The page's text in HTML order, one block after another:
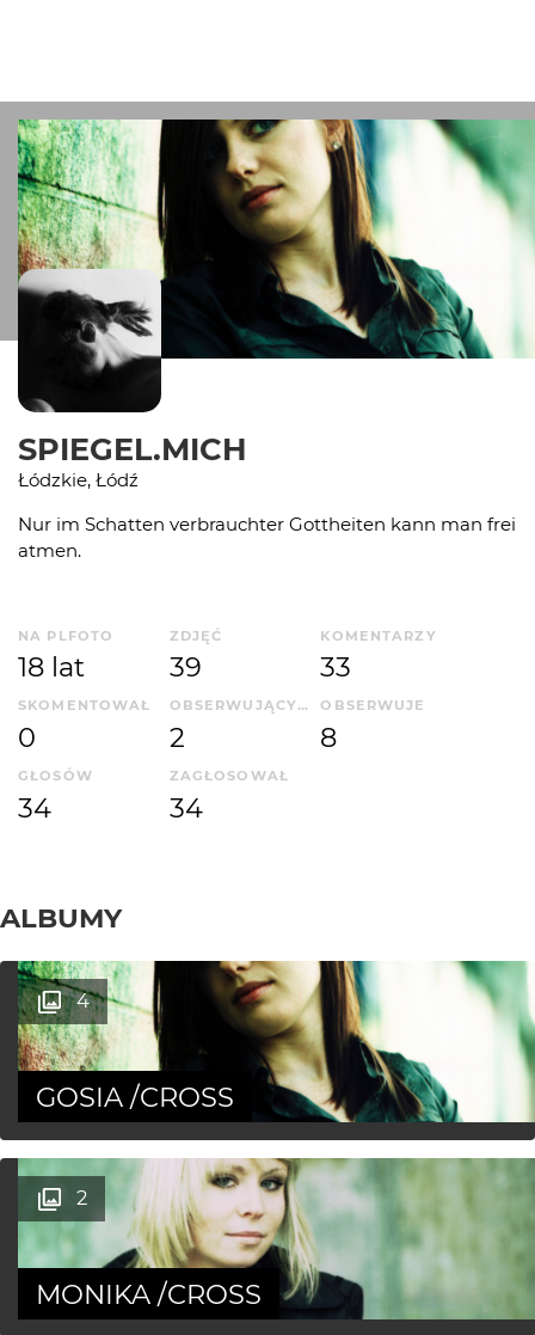
SPIEGEL.MICH
Łódzkie, Łódź
Nur im Schatten verbrauchter Gottheiten kann man frei
atmen.
NA PLFOTO
18 lat
ZDJĘĆ
39
KOMENTARZY
33
SKOMENTOWAŁ
0
OBSERWUJĄCYCH
2
OBSERWUJE
8
GŁOSÓW
34
ZAGŁOSOWAŁ
34
ALBUMY
4
GOSIA /CROSS
2
MONIKA /CROSS